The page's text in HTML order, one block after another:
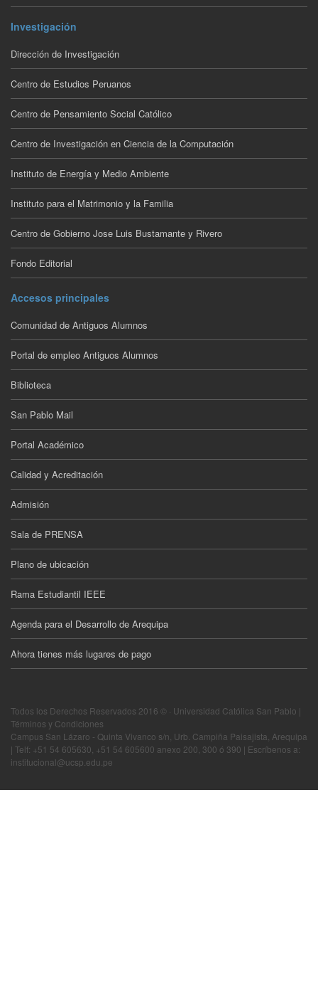
Investigación
Dirección de Investigación
Centro de Estudios Peruanos
Centro de Pensamiento Social Católico
Centro de Investigación en Ciencia de la Computación
Instituto de Energía y Medio Ambiente
Instituto para el Matrimonio y la Familia
Centro de Gobierno Jose Luis Bustamante y Rivero
Fondo Editorial
Accesos principales
Comunidad de Antiguos Alumnos
Portal de empleo Antiguos Alumnos
Biblioteca
San Pablo Mail
Portal Académico
Calidad y Acreditación
Admisión
Sala de PRENSA
Plano de ubicación
Rama Estudiantil IEEE
Agenda para el Desarrollo de Arequipa
Ahora tienes más lugares de pago
Todos los Derechos Reservados 2016 © · Universidad Católica San Pablo |
Términos y Condiciones
Campus San Lázaro - Quinta Vivanco s/n, Urb. Campiña Paisajista, Arequipa
| Telf: +51 54 605630, +51 54 605600 anexo 200, 300 ó 390 | Escríbenos a:
institucional@ucsp.edu.pe